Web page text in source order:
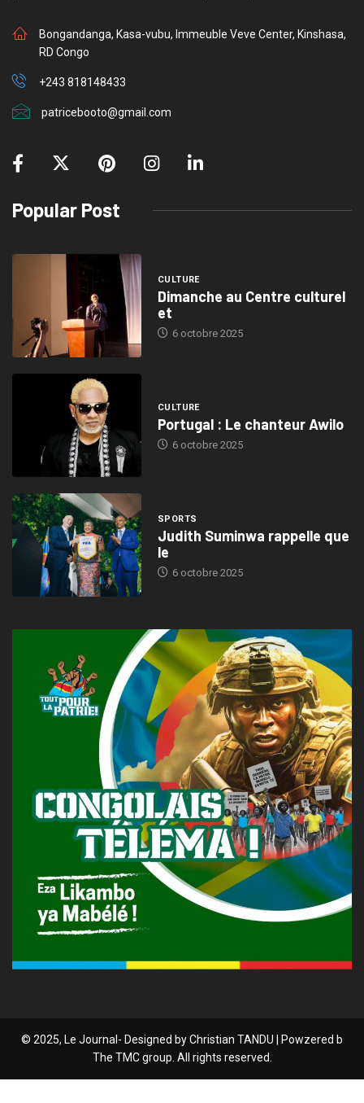
Bongandanga, Kasa-vubu, Immeuble Veve Center, Kinshasa,
RD Congo
+243 818148433
patricebooto@gmail.com
Popular Post
CULTURE
Dimanche au Centre culturel
et
6 octobre 2025
CULTURE
Portugal : Le chanteur Awilo
6 octobre 2025
SPORTS
Judith Suminwa rappelle que
le
6 octobre 2025
© 2025, Le Journal- Designed by Christian TANDU | Powzered b
The TMC group. All rights reserved.